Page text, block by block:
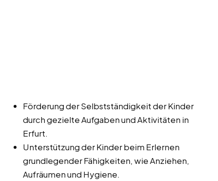
Förderung der Selbstständigkeit der Kinder
durch gezielte Aufgaben und Aktivitäten in
Erfurt.
Unterstützung der Kinder beim Erlernen
grundlegender Fähigkeiten, wie Anziehen,
Aufräumen und Hygiene.